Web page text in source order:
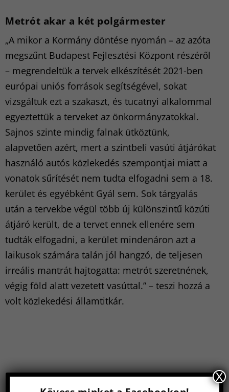
Metrót akar a két polgármester
„A mikor a Kormány döntése nyomán – az azóta
megszűnt Budapest Fejlesztési Központ részéről
– megrendeltük a tervek elkészítését 2021-ben
európai uniós források segítségével, sokat
vizsgáltuk ezt a szakaszt, és tucatnyi alkalommal
egyeztettük a terveket az önkormányzatokkal.
Sajnos szinte mindig falnak ütköztünk,
alapvetően azért, mert a szintbeli vasúti átjárókat
használó autós közlekedés szempontjai miatt a
vonatok sűrítését nem tudta elfogadni sem a 18.
kerület és egyébként Gyál sem. Sok tárgyalás
után a tervekbe végül több új különszintű közúti
átjáró került, de a tervet ennek ellenére sem
tudták elfogadni, a kerület mindenáron azt a
laikusok számára talán jól hangzó, de teljesen
irreális mantrát hajtogatta: metrót szeretnének,
végig föld alatt vezetett vasúttal.” – teszi hozzá a
volt közlekedési államtitkár.
X